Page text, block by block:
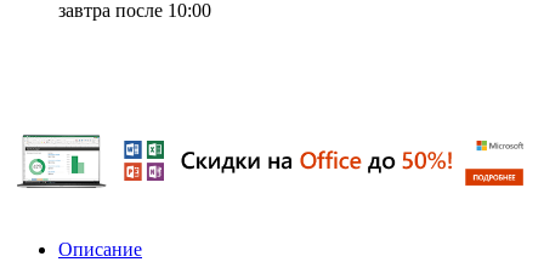
завтра после 10:00
Описание